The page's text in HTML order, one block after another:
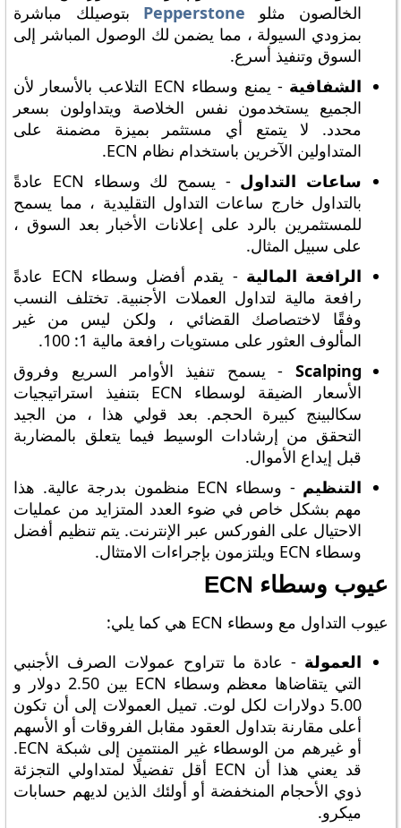
الخالصون مثلو Pepperstone بتوصيلك مباشرة
بمزودي السيولة ، مما يضمن لك الوصول المباشر إلى
السوق وتنفيذ أسرع.
الشفافية
- يمنع وسطاء ECN التلاعب بالأسعار لأن
الجميع يستخدمون نفس الخلاصة ويتداولون بسعر
محدد. لا يتمتع أي مستثمر بميزة مضمنة على
المتداولين الآخرين باستخدام نظام ECN.
ساعات التداول
- يسمح لك وسطاء ECN عادةً
بالتداول خارج ساعات التداول التقليدية ، مما يسمح
للمستثمرين بالرد على إعلانات الأخبار بعد السوق ،
على سبيل المثال.
الرافعة المالية
- يقدم أفضل وسطاء ECN عادةً
رافعة مالية لتداول العملات الأجنبية. تختلف النسب
وفقًا لاختصاصك القضائي ، ولكن ليس من غير
المألوف العثور على مستويات رافعة مالية 1: 100.
Scalping - يسمح تنفيذ الأوامر السريع وفروق
الأسعار الضيقة لوسطاء ECN بتنفيذ استراتيجيات
سكالبينج كبيرة الحجم. بعد قولي هذا ، من الجيد
التحقق من إرشادات الوسيط فيما يتعلق بالمضاربة
قبل إيداع الأموال.
التنظيم
- وسطاء ECN منظمون بدرجة عالية. هذا
مهم بشكل خاص في ضوء العدد المتزايد من عمليات
الاحتيال على الفوركس عبر الإنترنت. يتم تنظيم أفضل
وسطاء ECN ويلتزمون بإجراءات الامتثال.
عيوب وسطاء ECN
عيوب التداول مع وسطاء ECN هي كما يلي:
العمولة - عادة ما تتراوح عمولات الصرف الأجنبي
التي يتقاضاها معظم وسطاء ECN بين 2.50 دولار و
5.00 دولارات لكل لوت. تميل العمولات إلى أن تكون
أعلى مقارنة بتداول العقود مقابل الفروقات أو الأسهم
أو غيرهم من الوسطاء غير المنتمين إلى شبكة ECN.
قد يعني هذا أن ECN أقل تفضيلًا لمتداولي التجزئة
ذوي الأحجام المنخفضة أو أولئك الذين لديهم حسابات
ميكرو.